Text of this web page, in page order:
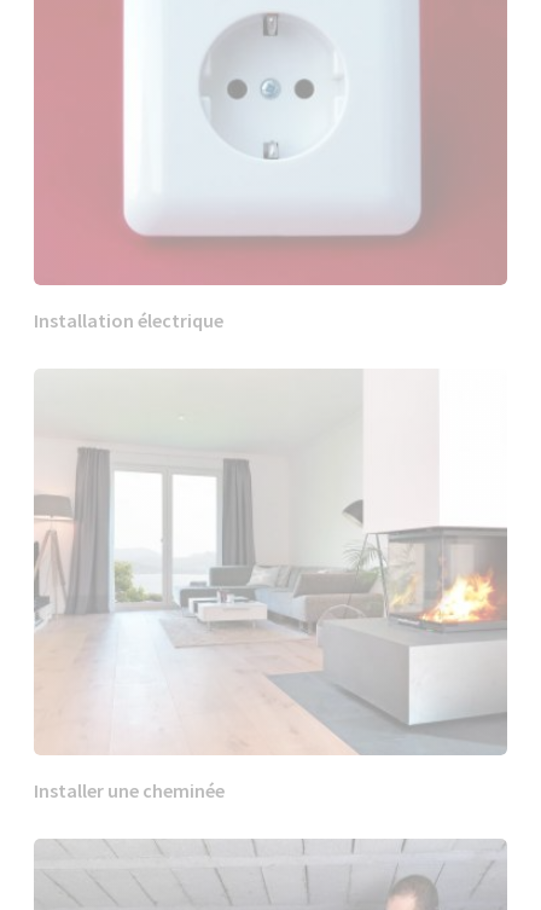
Installation électrique
Installer une cheminée